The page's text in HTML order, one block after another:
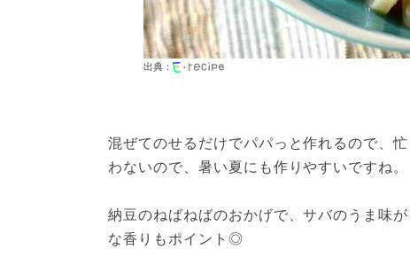
出典：
混ぜてのせるだけでパパっと作れるので、
わないので、暑い夏にも作りやすいですね。
納豆のねばねばのおかげで、サバのうま味
な香りもポイント◎